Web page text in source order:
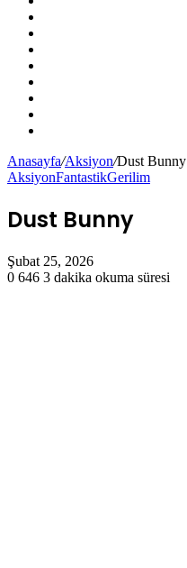
...
Anasayfa/Aksiyon/Dust Bunny
AksiyonFantastikGerilim
Dust Bunny
Şubat 25, 2026
0 646 3 dakika okuma süresi